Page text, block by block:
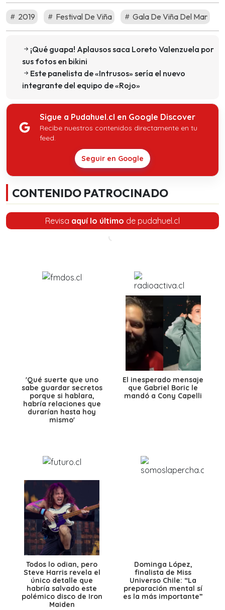
2019 Festival De Viña Gala De Viña Del Mar
¡Qué guapa! Aplausos saca Loreto Valenzuela por
sus fotos en bikini
Este panelista de «Intrusos» sería el nuevo
integrante del equipo de «Rojo»
Sigue a Pudahuel.cl en Google Discover
Recibe nuestros contenidos directamente en tu
feed.
Seguir en Google
CONTENIDO PATROCINADO
Revisa aquí lo último de pudahuel.cl
'Qué suerte que uno
sabe guardar secretos
porque si hablara,
habría relaciones que
durarían hasta hoy
mismo'
El inesperado mensaje
que Gabriel Boric le
mandó a Cony Capelli
Todos lo odian, pero
Steve Harris revela el
único detalle que
habría salvado este
polémico disco de Iron
Maiden
Dominga López,
finalista de Miss
Universo Chile: “La
preparación mental sí
es la más importante”